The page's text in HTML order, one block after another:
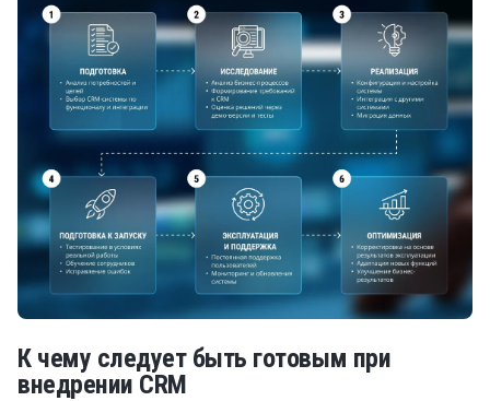
К чему следует быть готовым при
внедрении CRM